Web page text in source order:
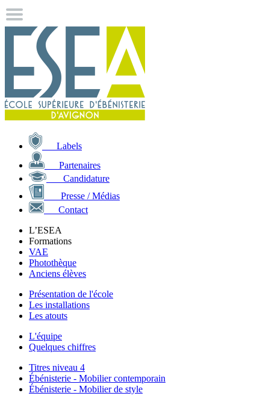
Labels
Partenaires
Candidature
Presse / Médias
Contact
L’ESEA
Formations
VAE
Photothèque
Anciens élèves
Présentation de l'école
Les installations
Les atouts
L'équipe
Quelques chiffres
Titres niveau 4
Ébénisterie - Mobilier contemporain
Ébénisterie - Mobilier de style